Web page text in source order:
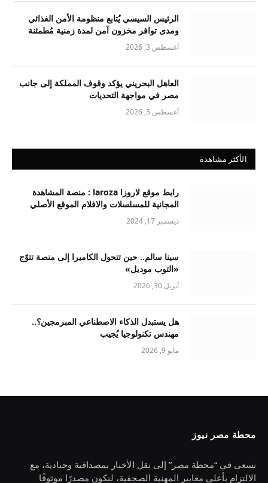
الرئيس السيسي يُتابع منظومة الأمن الغذائي
ومدى توافر مخزون آمن لمدة زمنية مُطمئنة
أغسطس 3, 2026
العاهل البحريني يؤكد وقوف المملكة إلى جانب
مصر في مواجهة التحديات
أغسطس 3, 2026
الأكثر مشاهدة
رابط موقع لاروزا laroza : منصة المشاهدة
المجانية للمسلسلات والافلام الموقع الأصلي
ديسمبر 17, 2024
سينا سالم.. حين تتحول الكاميرا إلى منصة تتوّج
«التوب موديل»
أبريل 30, 2026
هل يستبدل الذكاء الاصطناعي المبرمجين؟..
مهندس تكنولوجيا يُجيب
مايو 9, 2026
محطة مصر نيوز
نسعى في “محطة مصر” إلى نقل الأخبار بمصداقية وحيادية، مع
الالتزام بأعلى معايير المهنية الصحفية، لنكون مصدرًا موثوقًا